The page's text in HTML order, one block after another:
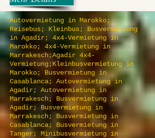
Autovermietung in Marokko;
Reisebus; Kleinbus; Busvermietung
in Agadir; 4x4-Vermietung in
Marokko; 4x4-Vermietung in
Marrakesch;Agadir 4x4-
Vermietung;Kleinbusvermietung in
Marokko; Busvermietung in
Casablanca; Autovermietung in
Agadir; Autovermietung in
Marrakesch; Busvermietung in
Agadir; Busvermietung in
Marrakesch; Busvermietung in
Casablanca; Busvermietung in
Tanger; Minibusvermietung in